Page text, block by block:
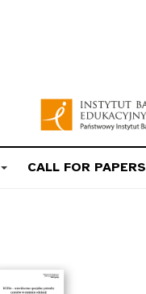
CALL FOR PAPERS